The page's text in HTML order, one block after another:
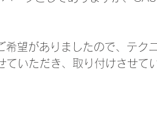
望がありましたので、テク
いただき、取り付けさせて